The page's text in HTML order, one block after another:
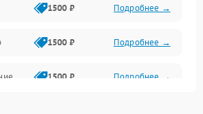
системы, корпусом и другие
1500 ₽ Подробнее →
1500 ₽ Подробнее →
1500 ₽ Подробнее →